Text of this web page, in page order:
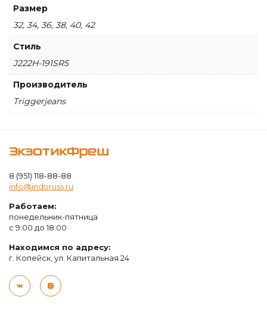
Размер
32, 34, 36, 38, 40, 42
Стиль
J222H-191SR5
Производитель
Triggerjeans
ЭкзотикФреш
8 (951) 118-88-88
info@indoruss.ru
Работаем:
понедельник-пятница
с 9:00 до 18:00
Находимся по адресу:
г. Копейск, ул. Капитальная 24